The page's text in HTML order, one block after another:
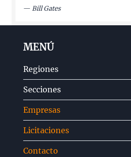
— Bill Gates
MENÚ
Regiones
Secciones
Empresas
Licitaciones
Contacto